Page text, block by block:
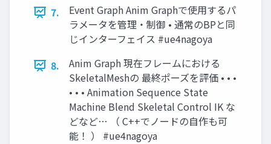
7.
Event Graph Anim Graphで使用するパ
ラメータを管理・制御 • 通常のBPと同
じインターフェイス #ue4nagoya
8.
Anim Graph 現在フレームにおける
SkeletalMeshの 最終ポーズを評価 • • •
• • • Animation Sequence State
Machine Blend Skeletal Control IK な
どなど… （ C++でノードの自作も可
能！ ） #ue4nagoya